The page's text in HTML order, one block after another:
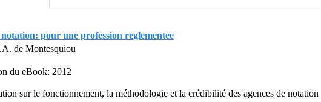
notation: pour une profession reglementee
de Montesquiou
du eBook: 2012
sur le fonctionnement, la méthodologie et la crédibilité des agences de notation